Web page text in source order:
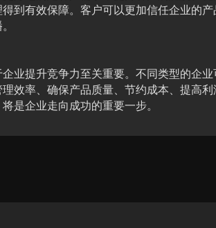
到有效保障。客户可以更加信任企业的
业提升竞争力至关重要。不同类型的企
效率、确保产品质量、节约成本、提高
是企业走向成功的重要一步。